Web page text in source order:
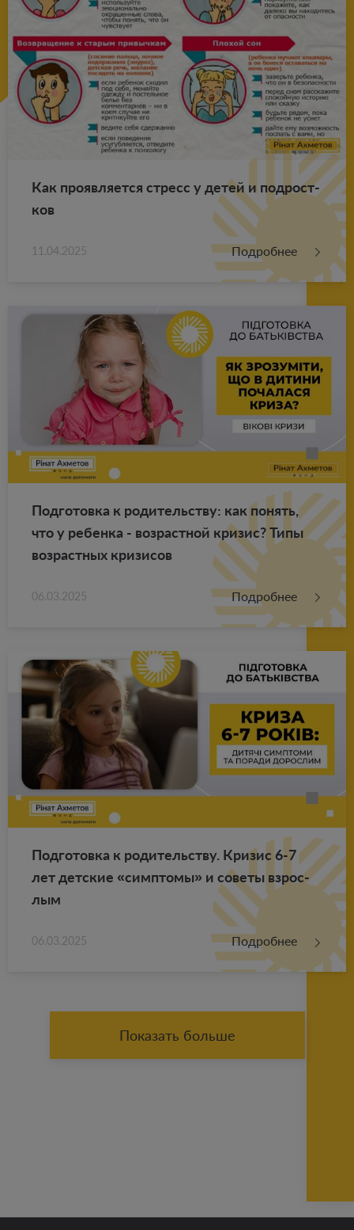
Как про­яв­ля­ет­ся стресс у детей и под­рост­
ков
11.04.2025 Подробнее
Под­го­тов­ка к ро­ди­тель­ству: как по­нять,
что у ре­бен­ка - воз­раст­ной кри­зис? Типы
воз­раст­ных кри­зи­сов
06.03.2025 Подробнее
Под­го­тов­ка к ро­ди­тель­ству. Кри­зис 6-7
лет дет­ские «симп­то­мы» и со­ве­ты взрос­
лым
06.03.2025 Подробнее
Показать больше